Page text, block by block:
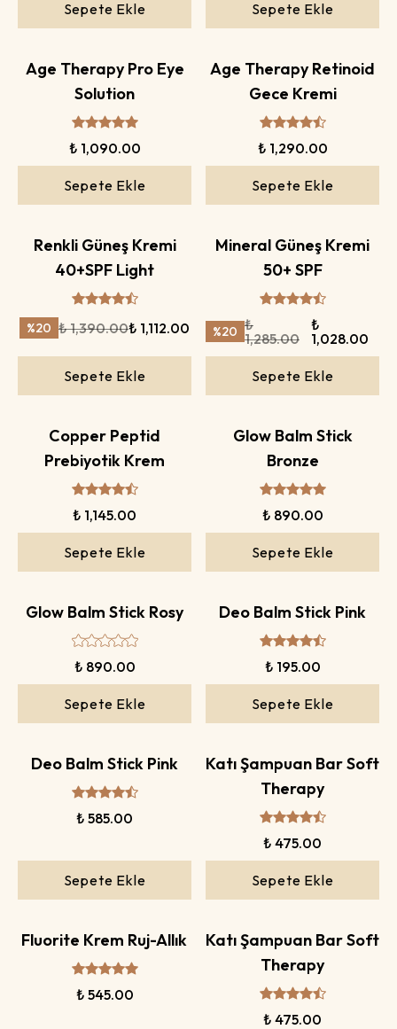
Sepete Ekle Sepete Ekle
Age Therapy Pro Eye
Solution
₺ 1,090.00
Sepete Ekle
Age Therapy Retinoid
Gece Kremi
₺ 1,290.00
Sepete Ekle
Renkli Güneş Kremi
40+SPF Light
%20 ₺ 1,390.00₺ 1,112.00
Sepete Ekle
Mineral Güneş Kremi
50+ SPF
%20 ₺
1,285.00
₺
1,028.00
Sepete Ekle
Copper Peptid
Prebiyotik Krem
₺ 1,145.00
Sepete Ekle
Glow Balm Stick
Bronze
₺ 890.00
Sepete Ekle
Glow Balm Stick Rosy
₺ 890.00
Sepete Ekle
Deo Balm Stick Pink
₺ 195.00
Sepete Ekle
Deo Balm Stick Pink
₺ 585.00
Sepete Ekle
Katı Şampuan Bar Soft
Therapy
₺ 475.00
Sepete Ekle
Fluorite Krem Ruj-Allık
₺ 545.00
Katı Şampuan Bar Soft
Therapy
₺ 475.00